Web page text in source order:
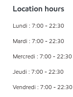
Location hours
Lundi : 7:00 - 22:30
Mardi : 7:00 - 22:30
Mercredi : 7:00 - 22:30
Jeudi : 7:00 - 22:30
Vendredi : 7:00 - 22:30